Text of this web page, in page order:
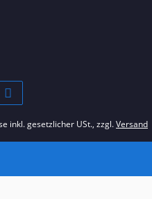
inkl. gesetzlicher USt., zzgl.Versand